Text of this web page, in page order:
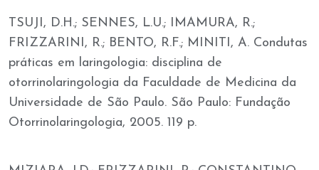
TSUJI, D.H.; SENNES, L.U.; IMAMURA, R.;
FRIZZARINI, R.; BENTO, R.F.; MINITI, A. Condutas
práticas em laringologia: disciplina de
otorrinolaringologia da Faculdade de Medicina da
Universidade de São Paulo. São Paulo: Fundação
Otorrinolaringologia, 2005. 119 p.